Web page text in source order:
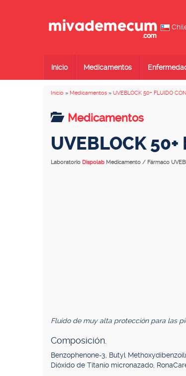
Inicio Medicamentos
Inicio » Medicamentos » UVEBLOCK 50+ FLUIDO
Medicamentos
UVEBLOCK
Laboratorio Dispolab Medicamento / Fármaco
Fluido de muy alta protección para las
Composición.
Benzophenone-3, Butyl
Dióxido de Titanio micronazado,